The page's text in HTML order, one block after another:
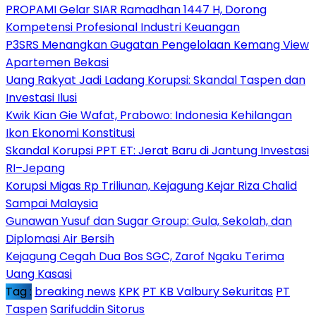
PROPAMI Gelar SIAR Ramadhan 1447 H, Dorong
Kompetensi Profesional Industri Keuangan
P3SRS Menangkan Gugatan Pengelolaan Kemang View
Apartemen Bekasi
Uang Rakyat Jadi Ladang Korupsi: Skandal Taspen dan
Investasi Ilusi
Kwik Kian Gie Wafat, Prabowo: Indonesia Kehilangan
Ikon Ekonomi Konstitusi
Skandal Korupsi PPT ET: Jerat Baru di Jantung Investasi
RI–Jepang
Korupsi Migas Rp Triliunan, Kejagung Kejar Riza Chalid
Sampai Malaysia
Gunawan Yusuf dan Sugar Group: Gula, Sekolah, dan
Diplomasi Air Bersih
Kejagung Cegah Dua Bos SGC, Zarof Ngaku Terima
Uang Kasasi
Tag : breaking news KPK PT KB Valbury Sekuritas PT
TaspenSarifuddin Sitorus